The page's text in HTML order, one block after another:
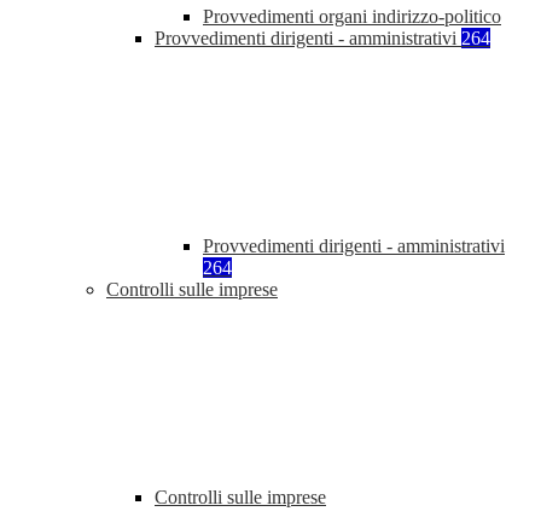
Provvedimenti organi indirizzo-politico
Provvedimenti dirigenti - amministrativi 264
Provvedimenti dirigenti - amministrativi
264
Controlli sulle imprese
Controlli sulle imprese